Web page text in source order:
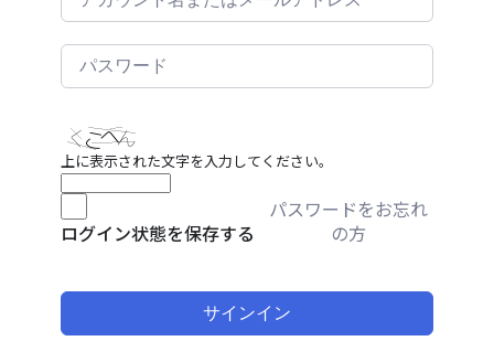
上に表示された文字を入力してください。
ログイン状態を保存する
パスワードをお忘れ
の方
サインイン